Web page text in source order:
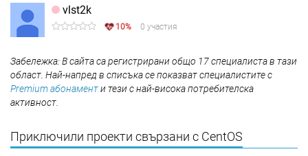
vlst2k
10% 0 участия
Забележка: В сайта са регистрирани общо 17 специалиста в тази
област. Най-напред в списъка се показват специалистите с
Premium абонаменти тези с най-висока потребителска
активност.
Приключили проекти свързани с CentOS